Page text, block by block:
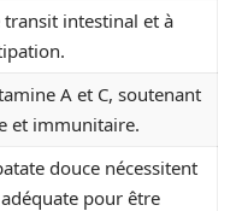
intestinal et à
A et C, soutenant
et immunitaire.
douce nécessitent
pour être